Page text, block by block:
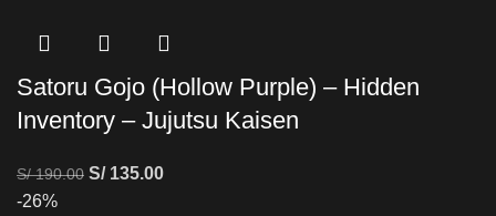
Satoru Gojo (Hollow Purple) – Hidden
Inventory – Jujutsu Kaisen
S/190.00 S/135.00
-26%